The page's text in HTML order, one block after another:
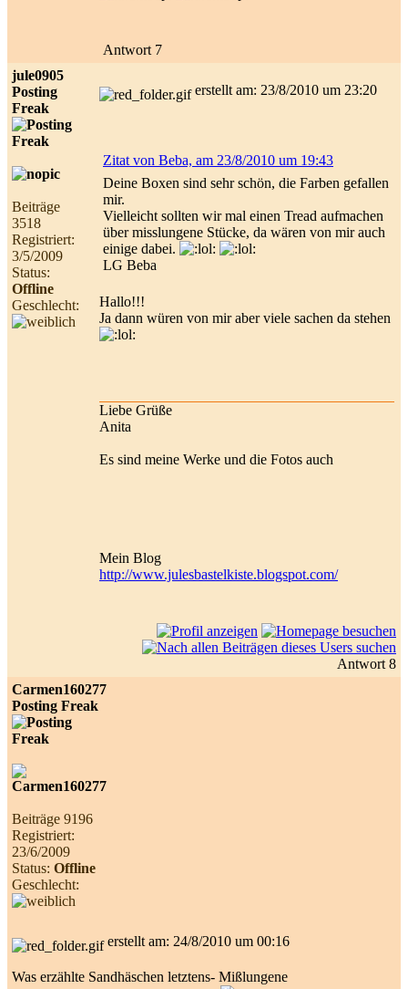
Antwort 7
jule0905
Posting
Freak
Beiträge
3518
Registriert:
3/5/2009
Status:
Offline
Geschlecht:
erstellt am: 23/8/2010 um 23:20
Zitat von Beba, am 23/8/2010 um 19:43
Deine Boxen sind sehr schön, die Farben gefallen
mir.
Vielleicht sollten wir mal einen Tread aufmachen
über misslungene Stücke, da wären von mir auch
einige dabei.
LG Beba
Hallo!!!
Ja dann würen von mir aber viele sachen da stehen
Liebe Grüße
Anita
Es sind meine Werke und die Fotos auch
Mein Blog
http://www.julesbastelkiste.blogspot.com/
Antwort 8
Carmen160277
Posting Freak
Beiträge 9196
Registriert:
23/6/2009
Status: Offline
Geschlecht:
erstellt am: 24/8/2010 um 00:16
Was erzählte Sandhäschen letztens- Mißlungene